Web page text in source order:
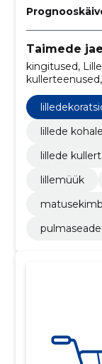
Taimede
kingitused,
lillede
lillede
lillemüük